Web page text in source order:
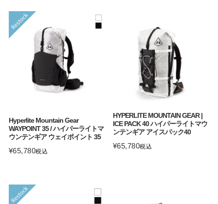
Hyperlite Mountain Gear
WAYPOINT 35 / ハイパーライトマ
ウンテンギア ウェイポイント 35
¥65,780税込
HYPERLITE MOUNTAIN GEAR |
ICE PACK 40 ハイパーライトマウ
ンテンギア アイスパック40
¥65,780税込